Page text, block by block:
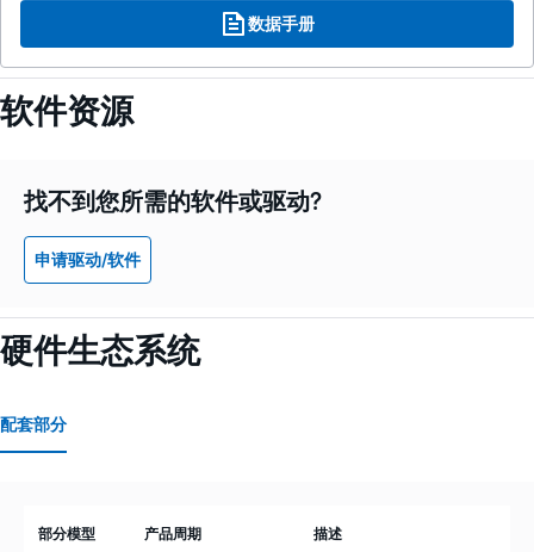
数据手册
软件资源
找不到您所需的软件或驱动?
申请驱动/软件
硬件生态系统
配套部分
部分模型 产品周期 描述